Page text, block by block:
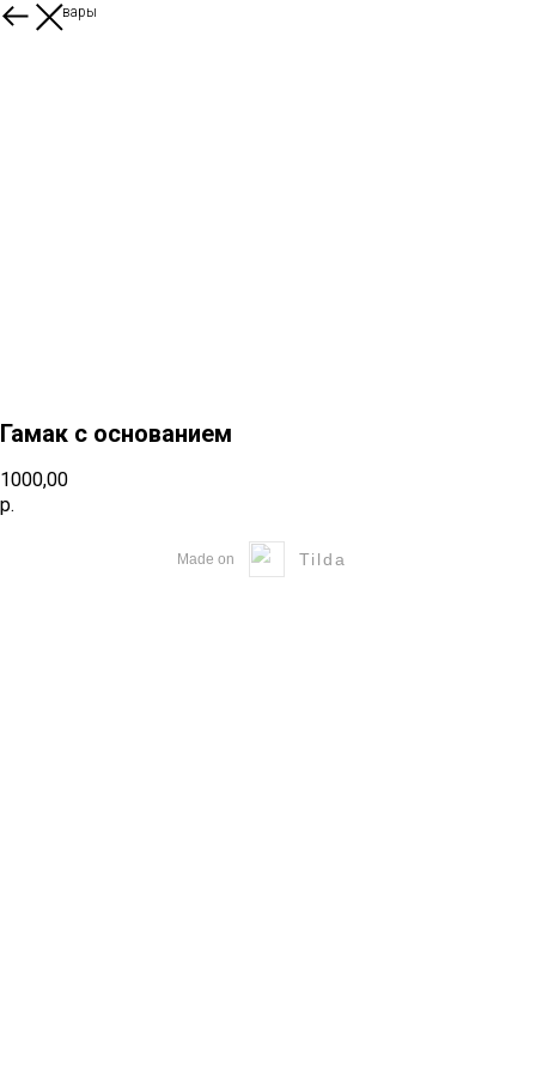
Другие товары
Гамак с основанием
1000,00
р.
Made on Tilda